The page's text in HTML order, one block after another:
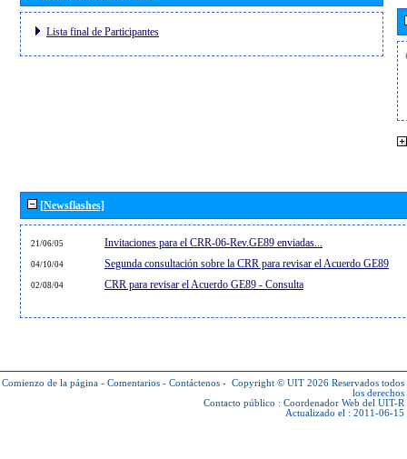
Lista final de Participantes
[Newsflashes]
21/06/05 Invitaciones para el CRR-06-Rev.GE89 enviadas...
04/10/04 Segunda consultación sobre la CRR para revisar el Acuerdo GE89
02/08/04 CRR para revisar el Acuerdo GE89 - Consulta
Comienzo de la página - Comentarios - Contáctenos - Copyright © UIT 2026 Reservados todos
los derechos
Contacto público : Coordenador Web del UIT-R
Actualizado el : 2011-06-15